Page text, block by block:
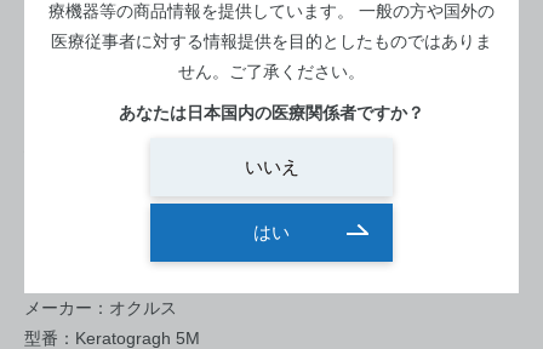
療機器等の商品情報を提供しています。
一般の方や国外の
医療従事者に対する情報提供を目的としたものではありま
せん。ご了承ください。
あなたは日本国内の医療関係者ですか？
いいえ
はい
角膜形状解析装置
角膜形状測定装置 Keratograph
メーカー：オクルス
型番：Keratogragh 5M